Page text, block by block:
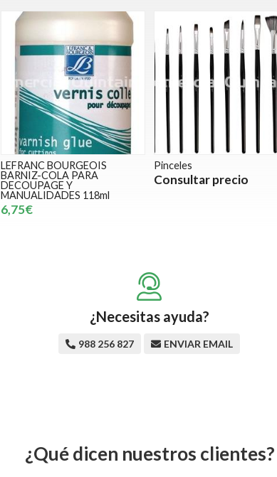
LEFRANC BOURGEOIS
BARNIZ-COLA PARA
DECOUPAGE Y
MANUALIDADES 118ml
6,75€
Pinceles
Consultar precio
¿Necesitas ayuda?
988 256 827 ENVIAR EMAIL
¿Qué dicen nuestros clientes?